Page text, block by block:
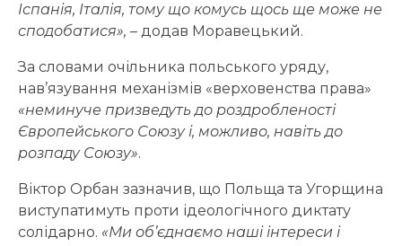
Іспанія, Італія, тому що комусь щось ще може не
сподобатися», – додав Моравецький.
За словами очільника польського уряду,
нав’язування механізмів «верховенства права»
«неминуче призведуть до роздробленості
Європейського Союзу і, можливо, навіть до
розпаду Союзу».
Віктор Орбан зазначив, що Польща та Угорщина
виступатимуть проти ідеологічного диктату
солідарно. «Ми об’єднаємо наші інтереси і